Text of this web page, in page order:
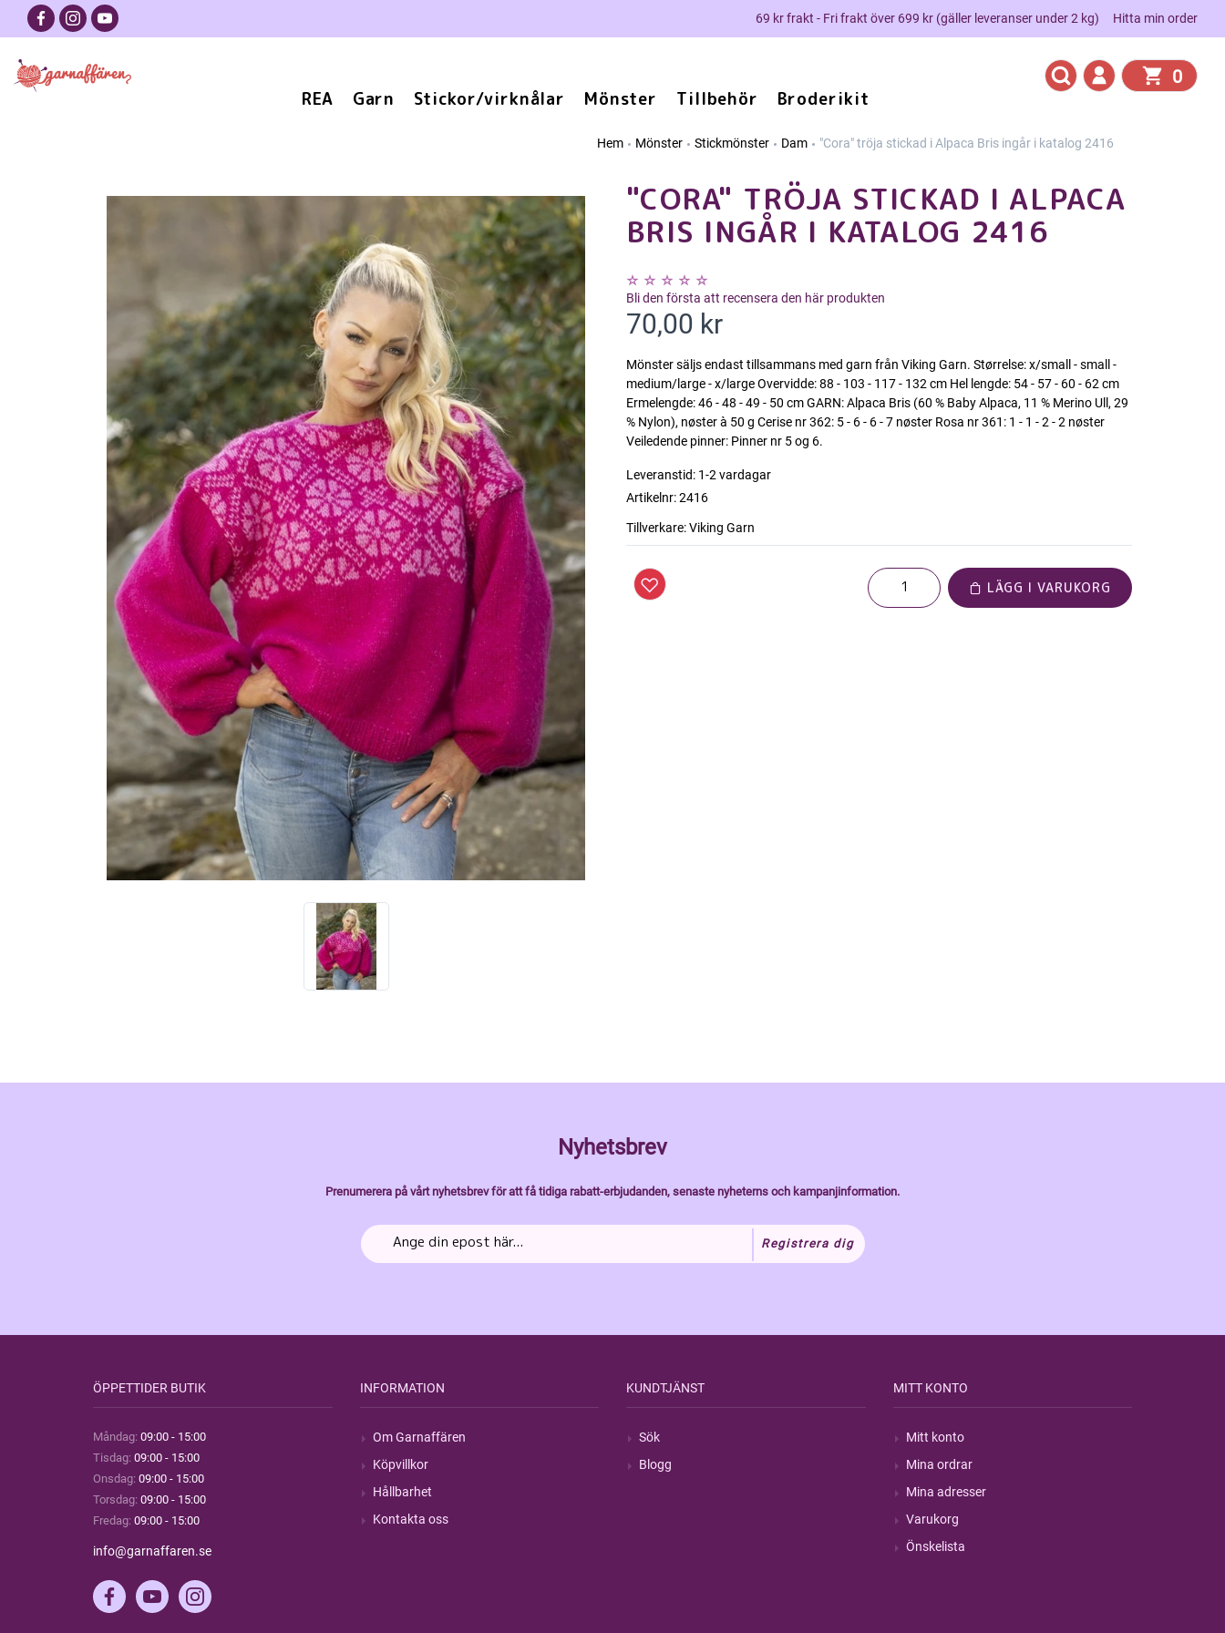
69 kr frakt - Fri frakt över 699 kr (gäller leveranser under 2 kg) Hitta min order
REA Garn Stickor/virknålar Mönster Tillbehör Broderikit
0
Hem Mönster Stickmönster Dam "Cora" tröja stickad i Alpaca Bris ingår i katalog 2416
"CORA" TRÖJA STICKAD I ALPACA
BRIS INGÅR I KATALOG 2416
Bli den första att recensera den här produkten
70,00 kr
Mönster säljs endast tillsammans med garn från Viking Garn. Størrelse: x/small - small -
medium/large - x/large Overvidde: 88 - 103 - 117 - 132 cm Hel lengde: 54 - 57 - 60 - 62 cm
Ermelengde: 46 - 48 - 49 - 50 cm GARN: Alpaca Bris (60 % Baby Alpaca, 11 % Merino Ull, 29
% Nylon), nøster à 50 g Cerise nr 362: 5 - 6 - 6 - 7 nøster Rosa nr 361: 1 - 1 - 2 - 2 nøster
Veiledende pinner: Pinner nr 5 og 6.
Leveranstid: 1-2 vardagar
Artikelnr:2416
Tillverkare:Viking Garn
LÄGG I VARUKORG
Nyhetsbrev
Prenumerera på vårt nyhetsbrev för att få tidiga rabatt-erbjudanden, senaste nyheterns och kampanjinformation.
Registrera dig
ÖPPETTIDER BUTIK
Måndag: 09:00 - 15:00
Tisdag: 09:00 - 15:00
Onsdag: 09:00 - 15:00
Torsdag: 09:00 - 15:00
Fredag: 09:00 - 15:00
info@garnaffaren.se
INFORMATION
Om Garnaffären
Köpvillkor
Hållbarhet
Kontakta oss
KUNDTJÄNST
Sök
Blogg
MITT KONTO
Mitt konto
Mina ordrar
Mina adresser
Varukorg
Önskelista